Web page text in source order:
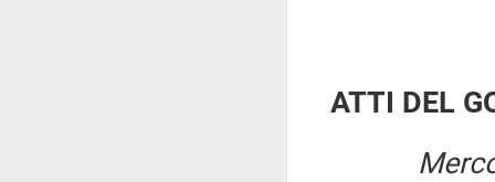
ATTI DEL